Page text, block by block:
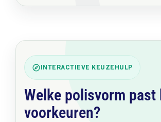
INTERACTIEVE KEUZEHULP
Welke polisvorm past
voorkeuren?